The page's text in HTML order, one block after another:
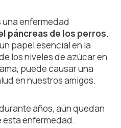
enfermedad
páncreas de los perros.
papel esencial en la
los niveles de azúcar en
puede causar una
en nuestros amigos.
años, aún quedan
enfermedad.